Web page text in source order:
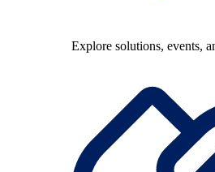
Explore solutions, events,